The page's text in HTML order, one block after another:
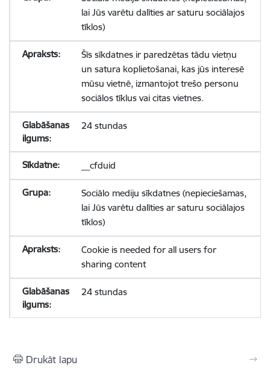
lai Jūs varētu dalīties ar saturu sociālajos
tīklos)
Šīs sīkdatnes ir paredzētas tādu vietņu
un satura koplietošanai, kas jūs interesē
mūsu vietnē, izmantojot trešo personu
sociālos tīklus vai citas vietnes.
24 stundas
__cfduid
Sociālo mediju sīkdatnes (nepieciešamas,
lai Jūs varētu dalīties ar saturu sociālajos
tīklos)
Cookie is needed for all users for
sharing content
24 stundas
Drukāt lapu